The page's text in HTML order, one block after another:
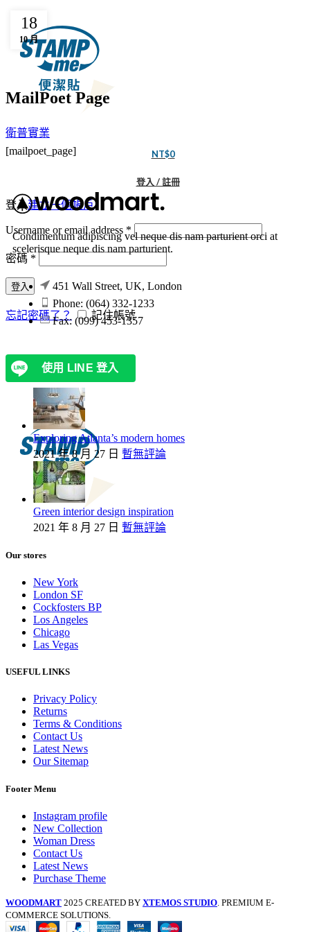
衛普實業
NT$0
登入 / 註冊
登入建立一個帳戶
Username or email address *
密碼 *
登入
忘記密碼了？ 記住帳號
使用 LINE 登入
MailPoet Page
18
10 月
[mailpoet_page]
Condimentum adipiscing vel neque dis nam parturient orci at
scelerisque neque dis nam parturient.
451 Wall Street, UK, London
Phone: (064) 332-1233
Fax: (099) 453-1357
Recent Posts
Exploring Atlanta’s modern homes
2021 年 8 月 27 日 暫無評論
Green interior design inspiration
2021 年 8 月 27 日 暫無評論
Our stores
New York
London SF
Cockfosters BP
Los Angeles
Chicago
Las Vegas
USEFUL LINKS
Privacy Policy
Returns
Terms & Conditions
Contact Us
Latest News
Our Sitemap
Footer Menu
Instagram profile
New Collection
Woman Dress
Contact Us
Latest News
Purchase Theme
WOODMART 2025 CREATED BY XTEMOS STUDIO . PREMIUM E-
COMMERCE SOLUTIONS.